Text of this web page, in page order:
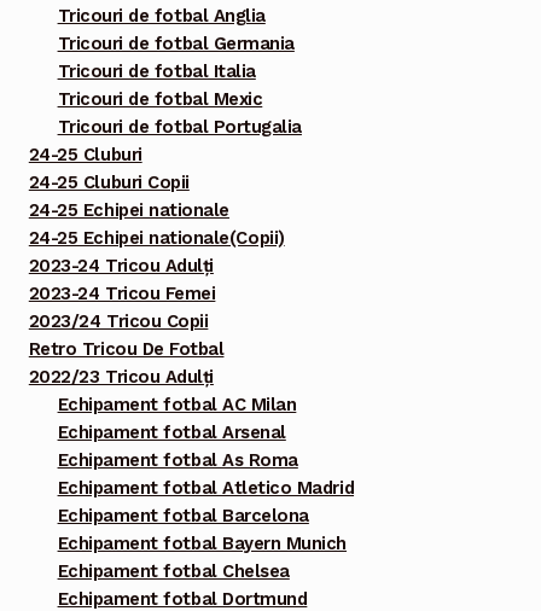
Tricouri de fotbal Anglia
Tricouri de fotbal Germania
Tricouri de fotbal Italia
Tricouri de fotbal Mexic
Tricouri de fotbal Portugalia
24-25 Cluburi
24-25 Cluburi Copii
24-25 Echipei nationale
24-25 Echipei nationale(Copii)
2023-24 Tricou Adulți
2023-24 Tricou Femei
2023/24 Tricou Copii
Retro Tricou De Fotbal
2022/23 Tricou Adulți
Echipament fotbal AC Milan
Echipament fotbal Arsenal
Echipament fotbal As Roma
Echipament fotbal Atletico Madrid
Echipament fotbal Barcelona
Echipament fotbal Bayern Munich
Echipament fotbal Chelsea
Echipament fotbal Dortmund